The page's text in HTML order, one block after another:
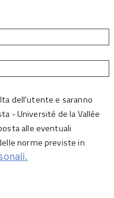
dell'utente e saranno
- Université de la Vallée
alle eventuali
norme previste in